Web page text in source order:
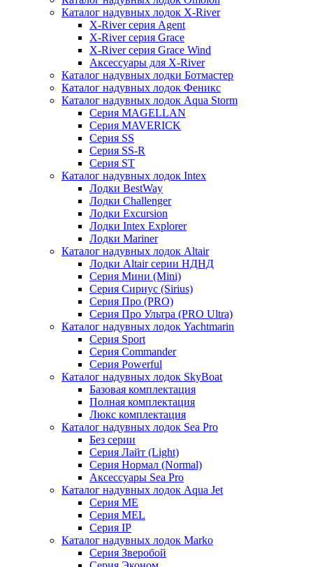
Каталог надувных лодок X-River
X-River серия Agent
X-River серия Grace
X-River серия Grace Wind
Аксессуары для X-River
Каталог надувных лодки Ботмастер
Каталог надувных лодок Феникc
Каталог надувных лодок Aqua Storm
Серия MAGELLAN
Серия MAVERICK
Серия SS
Серия SS-R
Серия ST
Каталог надувных лодок Intex
Лодки BestWay
Лодки Challenger
Лодки Excursion
Лодки Intex Explorer
Лодки Mariner
Каталог надувных лодок Altair
Лодки Altair серии НДНД
Серия Мини (Mini)
Серия Сириус (Sirius)
Серия Про (PRO)
Серия Про Ультра (PRO Ultra)
Каталог надувных лодок Yachtmarin
Серия Sport
Серия Commander
Серия Powerful
Каталог надувных лодок SkyBoat
Базовая комплектация
Полная комплектация
Люкс комплектация
Каталог надувных лодок Sea Pro
Без серии
Серия Лайт (Light)
Серия Нормал (Normal)
Аксессуары Sea Pro
Каталог надувных лодок Aqua Jet
Серия ME
Серия MEL
Серия IP
Каталог надувных лодок Marko
Серия Зверобой